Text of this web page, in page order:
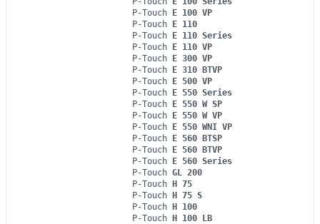
P-Touch E 100 VP
P-Touch E 110
P-Touch E 110 Series
P-Touch E 110 VP
P-Touch E 300 VP
P-Touch E 310 BTVP
P-Touch E 500 VP
P-Touch E 550 Series
P-Touch E 550 W SP
P-Touch E 550 W VP
P-Touch E 550 WNI VP
P-Touch E 560 BTSP
P-Touch E 560 BTVP
P-Touch E 560 Series
P-Touch GL 200
P-Touch H 75
P-Touch H 75 S
P-Touch H 100
P-Touch H 100 LB